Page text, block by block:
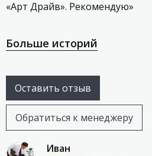
«Арт Драйв». Рекомендую»
Больше историй
Оставить отзыв
Обратиться к менеджеру
Иван